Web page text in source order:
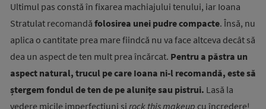
Ultimul pas constă în fixarea machiajului tenului, iar Ioana
Stratulat recomandă folosirea unei pudre compacte. Însă, nu
aplica o cantitate prea mare fiindcă nu va face altceva decât să
dea un aspect de ten mult prea încărcat. Pentru a păstra un
aspect natural, trucul pe care Ioana ni-l recomandă, este să
ștergem fondul de ten de pe alunițe sau pistrui. Lasă la
vedere micile imperfecțiuni și rock this makeup cu încredere!